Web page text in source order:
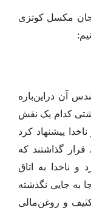
جان مکسل کوتزی
آن دراین‌باره
کدام‌ یک نقش
پیشنهاد کرد
گذاشتند که
ناخدا به اتاق
به ‌جایی نگذشته
و روغن‌مالی